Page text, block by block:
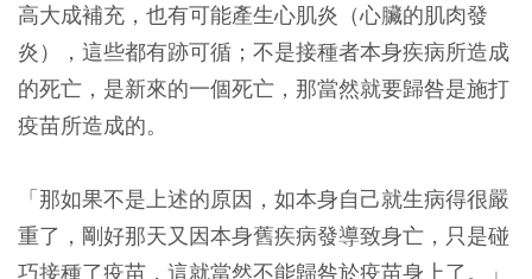
高大成補充，也有可能產生心肌炎（心臟的肌肉發
炎），這些都有跡可循；不是接種者本身疾病所造成
的死亡，是新來的一個死亡，那當然就要歸咎是施打
疫苗所造成的。
「那如果不是上述的原因，如本身自己就生病得很嚴
重了，剛好那天又因本身舊疾病發導致身亡，只是碰
巧接種了疫苗，這就當然不能歸咎於疫苗身上了。」